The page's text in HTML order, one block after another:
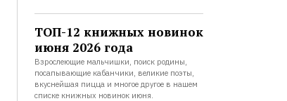
ТОП-12 книжных новинок
июня 2026 года
Взрослеющие мальчишки, поиск родины,
посапывающие кабанчики, великие поэты,
вкуснейшая пицца и многое другое в нашем
списке книжных новинок июня.